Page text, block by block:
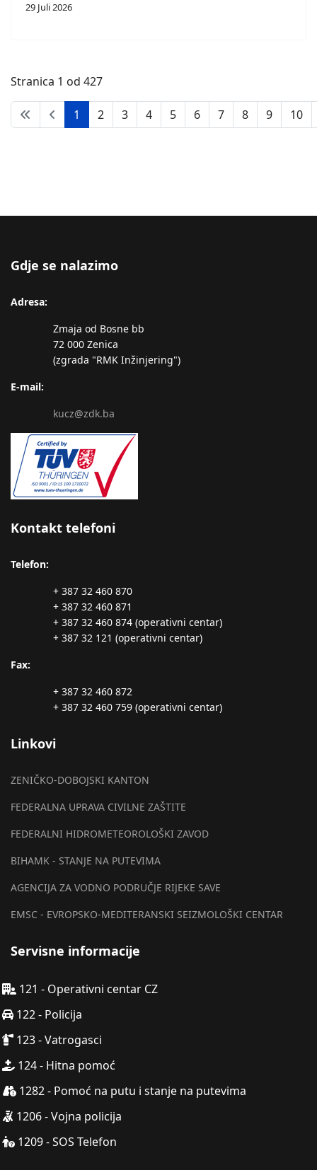
29 Juli 2026
Stranica 1 od 427
1 2 3 4 5 6 7 8 9 10
Gdje se nalazimo
Adresa:
Zmaja od Bosne bb
72 000 Zenica
(zgrada "RMK Inžinjering")
E-mail:
kucz@zdk.ba
Kontakt telefoni
Telefon:
+ 387 32 460 870
+ 387 32 460 871
+ 387 32 460 874 (operativni centar)
+ 387 32 121 (operativni centar)
Fax:
+ 387 32 460 872
+ 387 32 460 759 (operativni centar)
Linkovi
ZENIČKO-DOBOJSKI KANTON
FEDERALNA UPRAVA CIVILNE ZAŠTITE
FEDERALNI HIDROMETEOROLOŠKI ZAVOD
BIHAMK - STANJE NA PUTEVIMA
AGENCIJA ZA VODNO PODRUČJE RIJEKE SAVE
EMSC - EVROPSKO-MEDITERANSKI SEIZMOLOŠKI CENTAR
Servisne informacije
121 - Operativni centar CZ
122 - Policija
123 - Vatrogasci
124 - Hitna pomoć
1282 - Pomoć na putu i stanje na putevima
1206 - Vojna policija
1209 - SOS Telefon